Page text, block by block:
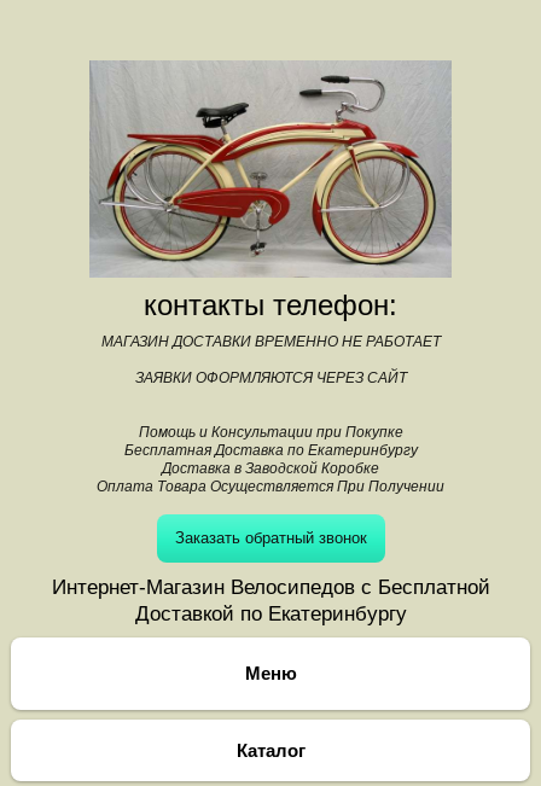
контакты телефон:
МАГАЗИН ДОСТАВКИ ВРЕМЕННО НЕ РАБОТАЕТ
ЗАЯВКИ ОФОРМЛЯЮТСЯ ЧЕРЕЗ САЙТ
Помощь и Консультации при Покупке
Бесплатная Доставка по Екатеринбургу
Доставка в Заводской Коробке
Оплата Товара Осуществляется При Получении
Заказать обратный звонок
Интернет-Магазин Велосипедов с Бесплатной
Доставкой по Екатеринбургу
Каталог